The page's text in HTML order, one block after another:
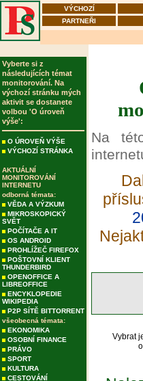
VÝCHOZÍ
PARTNEŘI
Vyberte si z
následujících témat
monitorování. Na
výchozí stránku mých
aktivit se dostanete
volbou 'O úroveň
výše':
O ÚROVEŇ VÝŠE
VÝCHOZÍ STRÁNKA
AKTUÁLNÍ
MONITOROVÁNÍ
INTERNETU
odborná témata:
VĚDA A VÝZKUM
MIKROSKOPICKÝ
SVĚT
POČÍTAČE A IT
OS ANDROID
PROHLÍŽEČ FIREFOX
POŠTOVNÍ KLIENT
THUNDERBIRD
OPENOFFICE A
LIBREOFFICE
ENCYKLOPEDIE
WIKIPEDIA
P2P SÍTĚ BITTORRENT
všeobecná témata:
EKONOMIKA
OSOBNÍ FINANCE
PRÁVO
SPORT
KULTURA
CESTOVÁNÍ
Na
Vybrat